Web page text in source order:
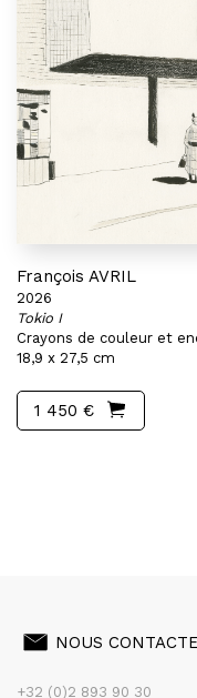
François AVRIL
2026
Tokio I
Crayons de couleur et
18,9 x 27,5 cm
1 450 €
NOUS
+32 (0)2 893 90 30